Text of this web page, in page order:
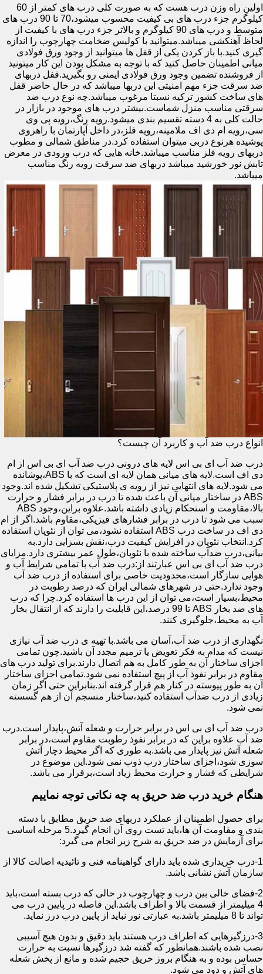
اولین راه وزن درب هست که به صورت کلی درب های کمتر از 60
کیلوگرم جزء درب های بی کیفیت محسوب میشود،70 تا 90 درب های
متوسط و درب های 90 کیلوگرم و بالاتر جزء درب های با کیفیت از
لحاظ آهنکشی میباشد.میتوانید با کولیس ضخامت چهارچوب را اندازه
گیری کنید.با باز کردن یکی از قفل ها میتوانید از وجود ورق فولادی
میانی اطمینان حاصل کنید که با توجه به مشکل بودن این کار میتونید
از فروشنده تضمین وجود ورق فولادی ایمنی رو بگیرید.قفل دربهای
ضد سرقت جزء مهم امنیتی این دربها میباشد که در حال حاضر قفل
های ساخت کشور ترکیه نسبتا مرغوب میباشد.چه نوع درب ضد
سرقتی مناسب منزل شماست.بیشتر درب های موجود در بازار در
حالت کلی به 4 دسته تقسیم بندی میشود.رویه رنگ،رویه پی وی
سی،رویه ام دی اف ملامینه،رویه فلز،در داخل آپارتمان با راهروی
پوشیده هرنوع دربی میتوان استفاده کرد.در مناطق شمالی و مطوب
دربهای رویه فلز مناسب میباشد.خانه هایی که درب ورودی در معرض
تابش نور خورشید میباشد دربهای ضد سرقت رویه رنگ مناسب
میباشد.
انواع درب ضد آب و کاربرد آن چیست؟
درب ضد آب ای بی اس لایه های درونی درب ضد آب ای بی اس از ام
دی اف است.لایه های میانی همان لایه ای است که با ABS،پوشانده
می شود.لایه های انتهایی نیز از رویه ی پلاستیکی تشکیل شده اند.وجود
ABS در ساختار میانی آن باعث شده تا درب در برابر فشار و حرارت
بالا،مقاومت و استحکام زیادی داشته باشد.علاوه براین،وجود ABS
سبب می شود تا درب در برابر فشارهای فیزیکی،مقاوم باشد.اگر از ام
دی اف در ساخت درب ABS استفاده نشود،می توان از نئوپان استفاده
کرد.انتخاب نئوپان در افزایش کیفیت درب،نقش بسزایی دارد.به
بیانی،درب ضدآب ساخته شده با نئوپان،طول عمر بیشتری دارد.مزایای
درب ضد آب ای بی اس عبارتند از:درب ضد آب با تمامی شرایط آب و
هوایی سازگار است،محدودیت خاصی برای استفاده از درب ضد آب
وجود ندارد.حتی در شهرهای شمالی ایران که درصد رطوبت در
محیط،بسیار است،می توان از این درب ها استفاده کرد.چرا که درب
های ضد بخار ABS تا 99 درصد،این قابلیت را دارند که از انتقال بخار
آب به محیط،جلوگیری کنند.
نگهداری از درب ضد آب،آسان می باشد.با تهیه ی درب ضد آب نیازی
نیست که مدام به فکر تعویض یا ترمیم مجدد آن باشید.چون تمامی
اجزای ساختار آن به طور کامل به هم اتصال دارند.برای تولید درب های
مقاوم در برابر نفوذ آب از پیچ استفاده نمی شود.تمامی اجزای ساختار
آن به طور پیوسته در کنار هم قرار گرفته اند.بنابراین حتی اگر زمان
زیادی از درب ضدآب استفاده کنید،ساختار منسجم آن از هم گسسته
نمی شود.
درب ضد آب ای بی اس در برابر حرارت و شعله آتش،پایدار است.درب
ضد آب علاوه براین که در برابر نفوذ رطوبت مقاوم است،در برابر
شعله آتش نیز پایدار می باشد.به طوری که اگر محیط دچار آتش
سوزی شود،اجزای ساختار درب ذوب نمی شود.این موضوع در
شرایطی که فشار و حرارت محیط زیاد است،برقرار می باشد.
هنگام خرید درب ضد حریق به چه نکاتی توجه نماییم
برای حصول اطمینان از عملکرد دربهای ضد حریق مطابق با دسته
بندی و مقاومت آن ها،باید تست روی آن انجام گیرد.5 مرحله اساسی
برای آزمایش در ضد حریق به شرح زیر انجام می گیرد:
1-درب خریداری شده باید دارای گواهینامه فنی و تائیدیه اصالت کالا از
سازمان آتش نشانی باشد.
2-فضای خالی بین درب و چهارچوب در حالی که درب بسته است،باید
4 میلیمتر از قسمت بالا و اطراف باشد.این فاصله در پایین درب می
تواند تا 8 میلیمتر باشد.به عبارتی نور نباید از پایین درب درز نماید.
3-درزگیرهایی که اطراف درب هستند باید دقیق و بدون هیچ آسیبی
نصب شده باشند.همانطور که گفته شد درزگیرها نسبت به حرارت
حساس بوده و به هنگام بروز حریق حجیم شده و مانع از پخش شعله
های آتش و دود می شود.